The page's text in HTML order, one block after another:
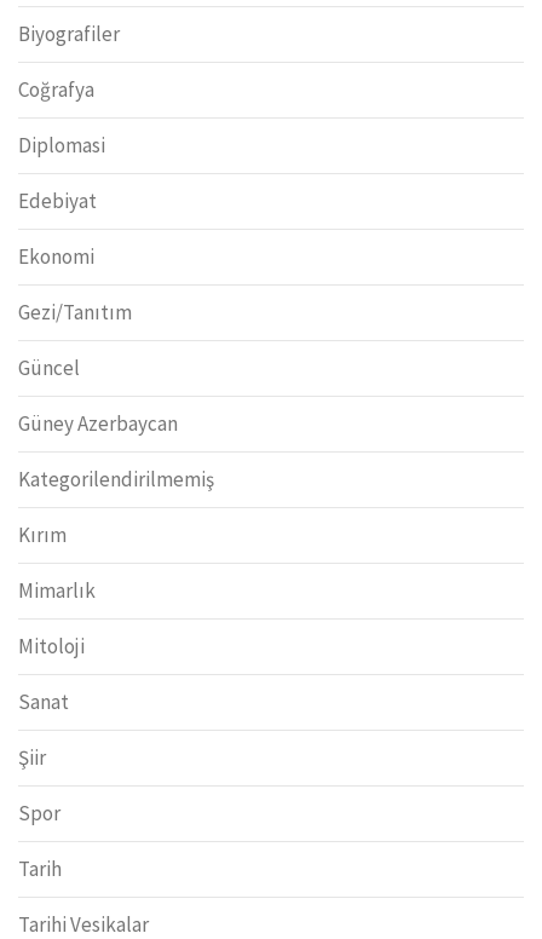
Biyografiler
Coğrafya
Diplomasi
Edebiyat
Ekonomi
Gezi/Tanıtım
Güncel
Güney Azerbaycan
Kategorilendirilmemiş
Kırım
Mimarlık
Mitoloji
Sanat
Şiir
Spor
Tarih
Tarihi Vesikalar